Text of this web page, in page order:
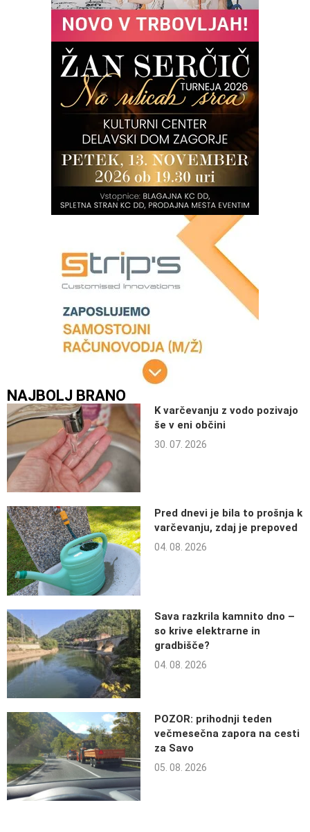
NAJBOLJ BRANO
K varčevanju z vodo pozivajo
še v eni občini
30. 07. 2026
Pred dnevi je bila to prošnja k
varčevanju, zdaj je prepoved
04. 08. 2026
Sava razkrila kamnito dno –
so krive elektrarne in
gradbišče?
04. 08. 2026
POZOR: prihodnji teden
večmesečna zapora na cesti
za Savo
05. 08. 2026